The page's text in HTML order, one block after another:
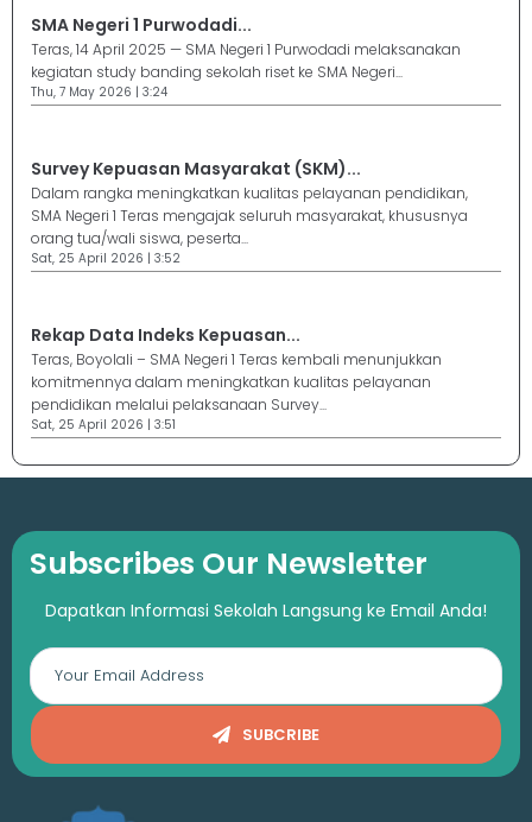
SMA Negeri 1 Purwodadi...
Teras, 14 April 2025 — SMA Negeri 1 Purwodadi melaksanakan
kegiatan study banding sekolah riset ke SMA Negeri...
Thu, 7 May 2026 | 3:24
Survey Kepuasan Masyarakat (SKM)...
Dalam rangka meningkatkan kualitas pelayanan pendidikan,
SMA Negeri 1 Teras mengajak seluruh masyarakat, khususnya
orang tua/wali siswa, peserta...
Sat, 25 April 2026 | 3:52
Rekap Data Indeks Kepuasan...
Teras, Boyolali – SMA Negeri 1 Teras kembali menunjukkan
komitmennya dalam meningkatkan kualitas pelayanan
pendidikan melalui pelaksanaan Survey...
Sat, 25 April 2026 | 3:51
Subscribes Our Newsletter
Dapatkan Informasi Sekolah Langsung ke Email Anda!
SUBCRIBE